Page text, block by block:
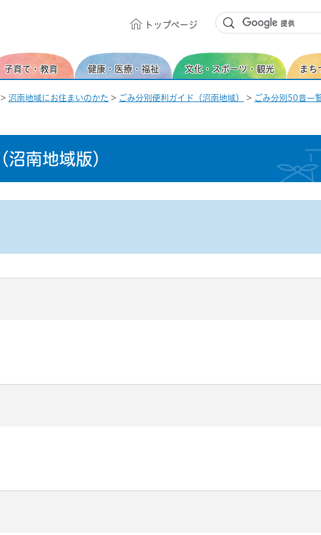
トップページ
子育て・教育 健康・医療・福祉 文化・スポーツ・観光 まち
> 沼南地域にお住まいのかた > ごみ分別便利ガイド（沼南地域） > ごみ分別50音一
（沼南地域版）